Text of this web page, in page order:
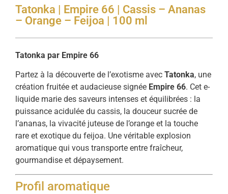
Tatonka | Empire 66 | Cassis – Ananas
– Orange – Feijoa | 100 ml
Tatonka par Empire 66
Partez à la découverte de l’exotisme avec Tatonka, une
création fruitée et audacieuse signée Empire 66. Cet e-
liquide marie des saveurs intenses et équilibrées : la
puissance acidulée du cassis, la douceur sucrée de
l’ananas, la vivacité juteuse de l’orange et la touche
rare et exotique du feijoa. Une véritable explosion
aromatique qui vous transporte entre fraîcheur,
gourmandise et dépaysement.
Profil aromatique